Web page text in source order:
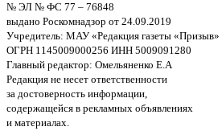
№ ЭЛ № ФС 77 – 76848
выдано Роскомнадзор от 24.09.2019
Учредитель: МАУ «Редакция газеты «Призыв»
ОГРН 1145009000256 ИНН 5009091280
Главный редактор: Омельяненко Е.А
Редакция не несет ответственности
за достоверность информации,
содержащейся в рекламных объявлениях
и материалах.